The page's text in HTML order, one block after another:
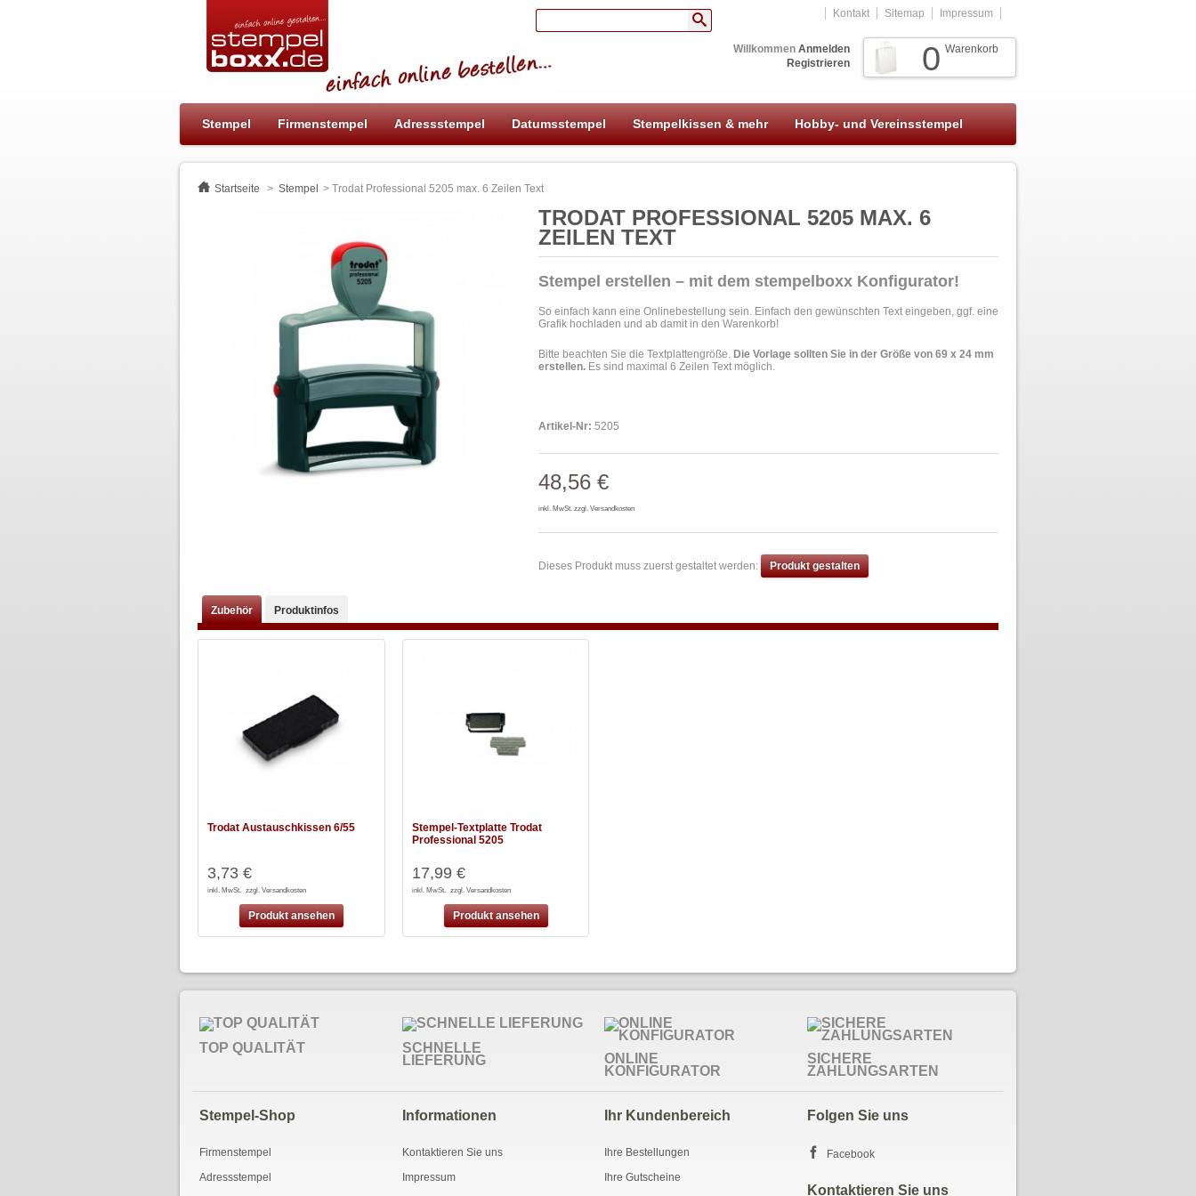
Kontakt Sitemap Impressum
0 Warenkorb
Willkommen Anmelden
Registrieren
Stempel Firmenstempel Adressstempel Datumsstempel Stempelkissen & mehr Hobby- und Vereinsstempel
Startseite > Stempel > Trodat Professional 5205 max. 6 Zeilen Text
TRODAT PROFESSIONAL 5205 MAX. 6
ZEILEN TEXT
Stempel erstellen – mit dem stempelboxx Konfigurator!
So einfach kann eine Onlinebestellung sein. Einfach den gewünschten Text eingeben, ggf. eine
Grafik hochladen und ab damit in den Warenkorb!
Bitte beachten Sie die Textplattengröße. Die Vorlage sollten Sie in der Größe von 69 x 24 mm
erstellen.Es sind maximal 6 Zeilen Text möglich.
Artikel-Nr: 5205
48,56 €
inkl. MwSt. zzgl. Versandkosten
Dieses Produkt muss zuerst gestaltet werden: Produkt gestalten
Zubehör Produktinfos
Trodat Austauschkissen 6/55
3,73 €
inkl. MwSt. zzgl. Versandkosten
Produkt ansehen
Stempel-Textplatte Trodat
Professional 5205
17,99 €
inkl. MwSt. zzgl. Versandkosten
Produkt ansehen
TOP QUALITÄT
SCHNELLE
LIEFERUNG
ONLINE
KONFIGURATOR
SICHERE
ZAHLUNGSARTEN
Stempel-Shop
Firmenstempel
Adressstempel
Informationen
Kontaktieren Sie uns
Impressum
Ihr Kundenbereich
Ihre Bestellungen
Ihre Gutscheine
Folgen Sie uns
Facebook
Kontaktieren Sie uns